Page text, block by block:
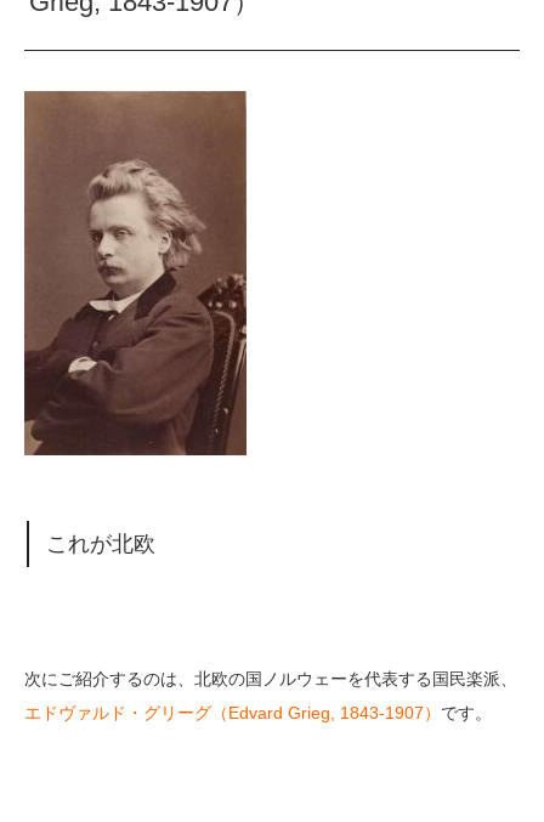
これが北欧
次にご紹介するのは、北欧の国ノルウェーを代表する国民楽派、
エドヴァルド・グリーグ（Edvard Grieg, 1843-1907） です。